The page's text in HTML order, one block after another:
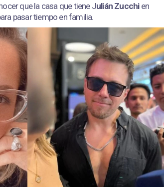
que la casa que tiene Julián Zucchi en
pasar tiempo en familia.